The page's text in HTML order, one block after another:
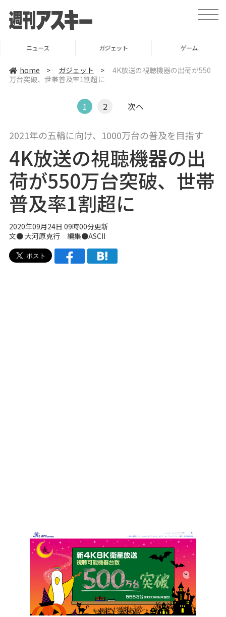
t
o
v
ニュース ガジェット ゲーム
home > ガジェット >
4K放送の視聴機器の出荷が550
万台突破、世帯普及率1割超に
1 2 次へ
2021年の五輪に向け、1000万台の普及を目指す
4K放送の視聴機器の出
荷が550万台突破、世帯
普及率1割超に
2020年09月24日 09時00分更新
文● 大河原克行 編集●ASCII